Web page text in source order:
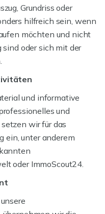
Grundriss oder
hilfreich sein, wenn
möchten und nicht
oder sich mit der
und informative
und
wir für das
ein, unter anderem
oder ImmoScout24.